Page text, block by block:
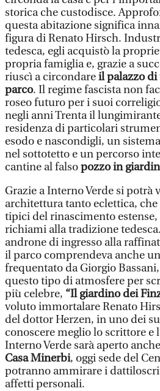
storica che custodisce.
questa abitazione significa
figura di Renato Hirsch.
tedesca, egli acquistò la
propria famiglia e, grazie a
riuscì a circondareil palazzo
parco. Il regime fascista non
roseo futuro per i suoi
negli anni Trenta il
residenza di particolari
esodo e nascondigli, un
nel sottotetto e un percorso
cantine al falsopozzo in
Grazie a Interno Verde si potrà
architettura tanto eclettica,
tipici del rinascimento
richiami alla tradizione
androne di ingresso alla
il parco comprendeva anche
frequentato da Giorgio
questo tipo di atmosfere per
più celebre, “Il giardino dei
voluto immortalare Renato
del dottor Herzen, in uno dei
conoscere meglio lo scrittore e
Interno Verde sarà aperto
Casa Minerbi, oggi sede del
potranno ammirare i
affetti personali.